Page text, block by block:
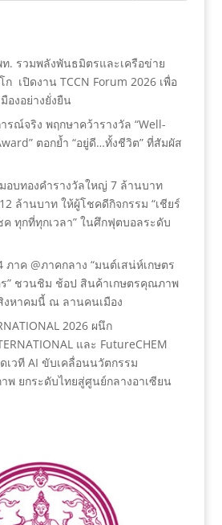
. รวมพลังพันธมิตรและเครือข่าย
ก เปิดงาน TCCN Forum 2026 เพื่อ
องอย่างยั่งยืน
ณ์จริง พฤกษาคว้ารางวัล “Well-
ตอกย้ำ “อยู่ดี…ทั้งชีวิต” ที่สัมผัส
อบทองคำรางวัลใหญ่ 7 ล้านบาท
ล้านบาท ให้ผู้โชคดีกิจกรรม “เชียร์
ทุกที่ทุกเวลา” ในศึกฟุตบอลระดับ
ภาค @ภาคกลาง “มนต์เสน่ห์เกษตร
” ชวนชิม ช้อป สินค้าเกษตรคุณภาพ
งหาคมนี้ ณ ลานคนเมือง
2026 ผนึก
และ FutureCHEM
ดเวที AI ขับเคลื่อนนวัตกรรม
พ ยกระดับไทยสู่ศูนย์กลางอาเซียน